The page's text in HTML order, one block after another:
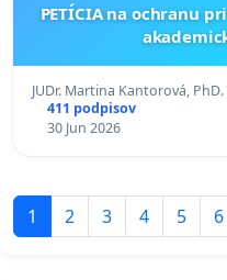
PETÍCIA na ochranu
JUDr. Martina Kantorová, PhD.
411 podpisov
30 Jun 2026
1 2 3 4 5 6